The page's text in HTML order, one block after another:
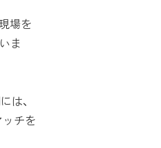
場を
ま
は、
チを